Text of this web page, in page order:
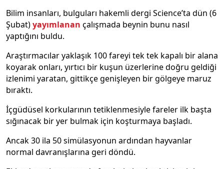
Bilim insanları, bulguları hakemli dergi Science’ta dün (6
Şubat)yayımlanan çalışmada beynin bunu nasıl
yaptığını buldu.
Araştırmacılar yaklaşık 100 fareyi tek tek kapalı bir alana
koyarak onları, yırtıcı bir kuşun üzerlerine doğru geldiği
izlenimi yaratan, gittikçe genişleyen bir gölgeye maruz
bıraktı.
İçgüdüsel korkularının tetiklenmesiyle fareler ilk başta
sığınacak bir yer bulmak için koşturmaya başladı.
Ancak 30 ila 50 simülasyonun ardından hayvanlar
normal davranışlarına geri döndü.